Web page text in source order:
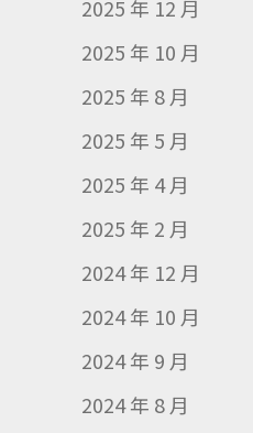
2025 年 12 月
2025 年 10 月
2025 年 8 月
2025 年 5 月
2025 年 4 月
2025 年 2 月
2024 年 12 月
2024 年 10 月
2024 年 9 月
2024 年 8 月